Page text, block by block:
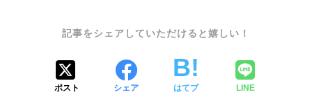
ポスト シェア はてブ LINE